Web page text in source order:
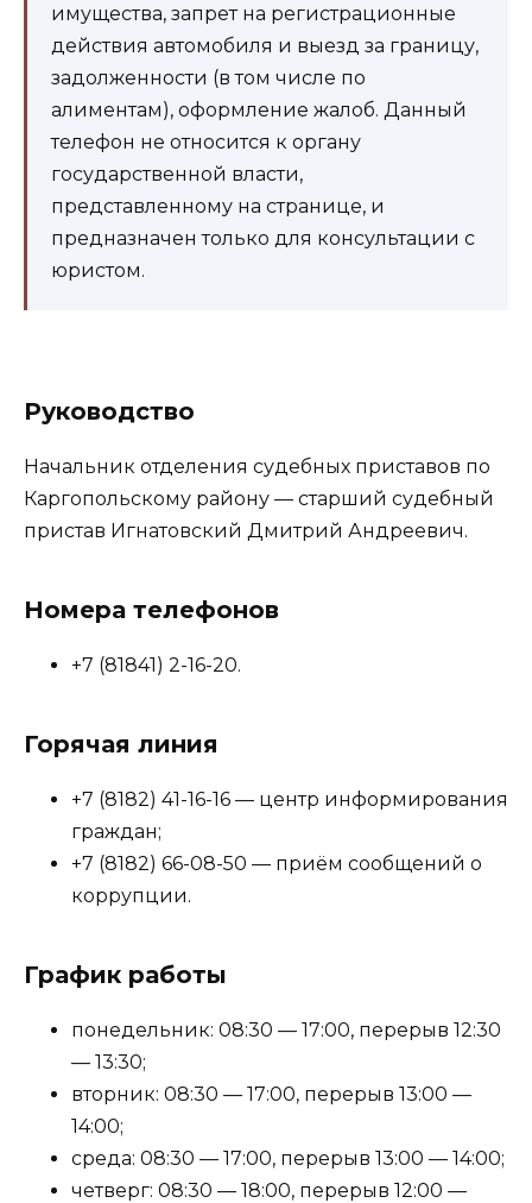
имущества, запрет на регистрационные
действия автомобиля и выезд за границу,
задолженности (в том числе по
алиментам), оформление жалоб. Данный
телефон не относится к органу
государственной власти,
представленному на странице, и
предназначен только для консультации с
юристом.
Руководство
Начальник отделения судебных приставов по
Каргопольскому району — старший судебный
пристав Игнатовский Дмитрий Андреевич.
Номера телефонов
+7 (81841) 2-16-20.
Горячая линия
+7 (8182) 41-16-16 — центр информирования
граждан;
+7 (8182) 66-08-50 — приём сообщений о
коррупции.
График работы
понедельник: 08:30 — 17:00, перерыв 12:30
— 13:30;
вторник: 08:30 — 17:00, перерыв 13:00 —
14:00;
среда: 08:30 — 17:00, перерыв 13:00 — 14:00;
четверг: 08:30 — 18:00, перерыв 12:00 —